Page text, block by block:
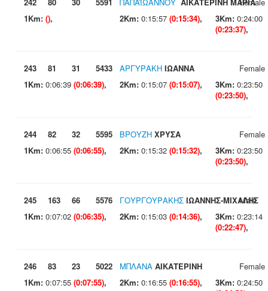
1Km: (), 2Km: 0:15:57 (0:15:34), 3Km: 0:24:00
(0:23:37),
243 81 31 5433 ΑΡΓΥΡΑΚΗ ΙΩΑΝΝΑ
Female
1Km: 0:06:39 (0:06:39), 2Km: 0:15:07 (0:15:07), 3Km: 0:23:50
(0:23:50),
244 82 32 5595 ΒΡΟΥΖΗ ΧΡΥΣΑ
Female
1Km: 0:06:55 (0:06:55), 2Km: 0:15:32 (0:15:32), 3Km: 0:23:50
(0:23:50),
245 163 66 5576 ΓΟΥΡΓΟΥΡΑΚΗΣ ΙΩΑΝΝΗΣ-ΜΙΧΑΛΗΣ
Male
1Km: 0:07:02 (0:06:35), 2Km: 0:15:03 (0:14:36), 3Km: 0:23:14
(0:22:47),
246 83 23 5022 ΜΠΛΑΝΑ ΑΙΚΑΤΕΡΙΝΗ
Female
1Km: 0:07:55 (0:07:55), 2Km: 0:16:55 (0:16:55), 3Km: 0:24:50